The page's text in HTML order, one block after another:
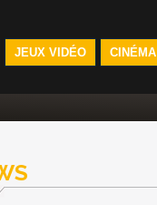
JEUX VIDÉO CINÉMA